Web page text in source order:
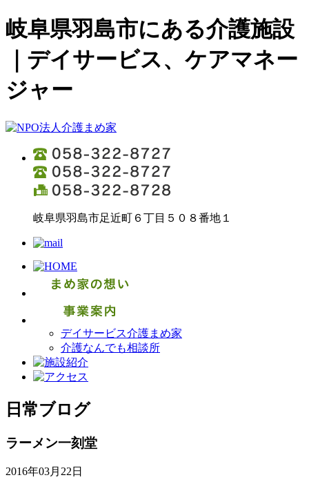
岐阜県羽島市にある介護施設
｜デイサービス、ケアマネー
ジャー
岐阜県羽島市足近町６丁目５０８番地１
デイサービス介護まめ家
介護なんでも相談所
日常ブログ
ラーメン一刻堂
2016年03月22日